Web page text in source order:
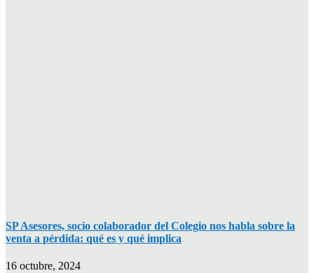
SP Asesores, socio colaborador del Colegio nos habla sobre la
venta a pérdida: qué es y qué implica
16 octubre, 2024